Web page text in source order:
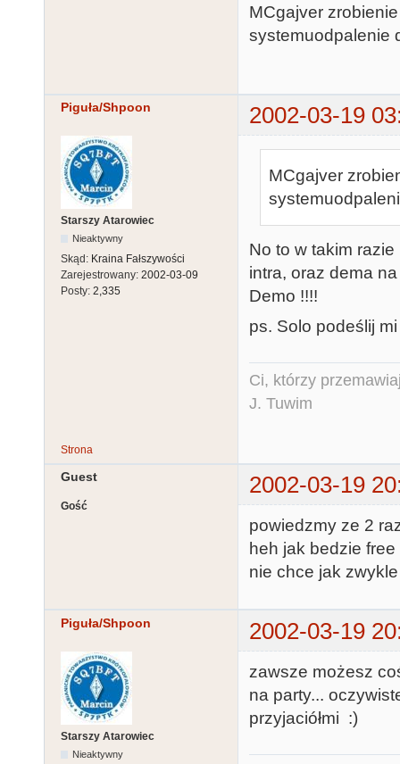
MCgajver
systemuodpalenie
Piguła/Shpoon 2002-03-19
Starszy Atarowiec
Nieaktywny
Skąd: Kraina Fałszywości
Zarejestrowany: 2002-03-09
Posty: 2,335
MCgajver
No to w takim
intra, oraz dema
Demo !!!!
ps. Solo podeślij
Ci, którzy
J. Tuwim
Strona
Guest 2002-03-19
Gość
powiedzmy ze 2
heh jak bedzie
nie chce jak
Piguła/Shpoon 2002-03-19
Starszy Atarowiec
Nieaktywny
zawsze możesz
na party...
przyjaciółmi :)